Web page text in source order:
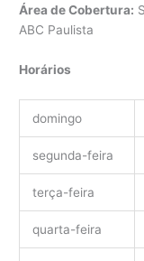
Área de Cobertura:
ABC Paulista
Horários
domingo
segunda-feira
terça-feira
quarta-feira